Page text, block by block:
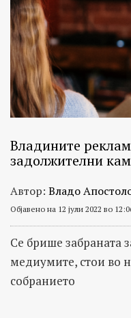
Владините
задолжителни
Автор: Владо
Објавено на 12 јули 2022 во
Се брише забраната
медиумите, стои во
собранието